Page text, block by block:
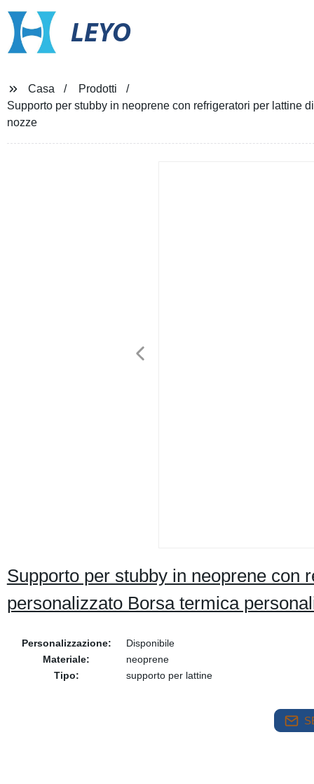
LEYO
Casa
Prodotti
Supporto per stubby in neoprene con refrigeratori per lattine
nozze
Supporto per stubby in neoprene con
personalizzato Borsa termica
Personalizzazione:
Disponibile
Materiale:
neoprene
Tipo:
supporto per lattine